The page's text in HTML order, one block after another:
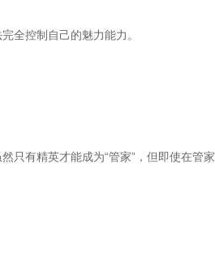
全控制自己的魅力能力。
只有精英才能成为“管家”，但即使在管家